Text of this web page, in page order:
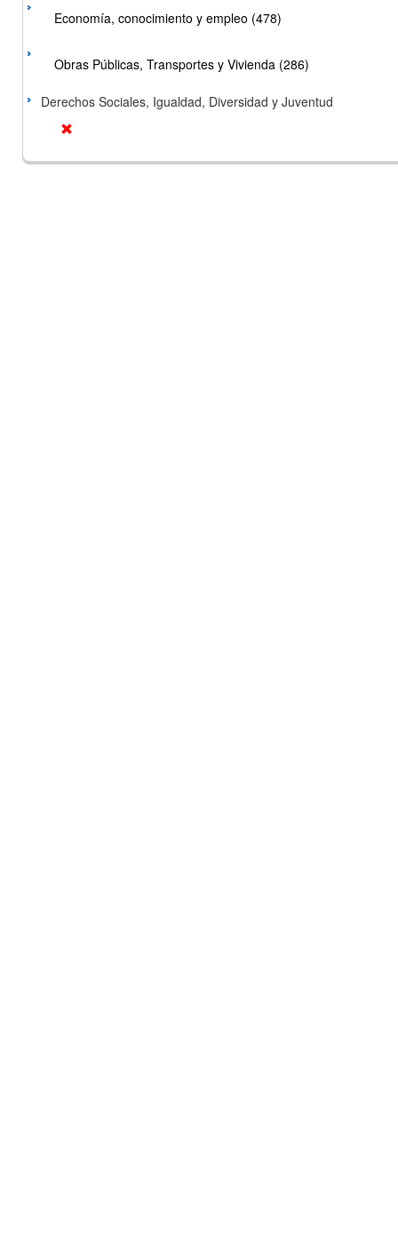
Economía, conocimiento y empleo (478)
Obras Públicas, Transportes y Vivienda (286)
Derechos Sociales, Igualdad, Diversidad y Juventud